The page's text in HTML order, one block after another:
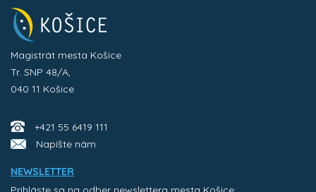
Magistrát mesta Košice
Tr. SNP 48/A,
040 11 Košice
+421 55 6419 111
Napíšte nám
NEWSLETTER